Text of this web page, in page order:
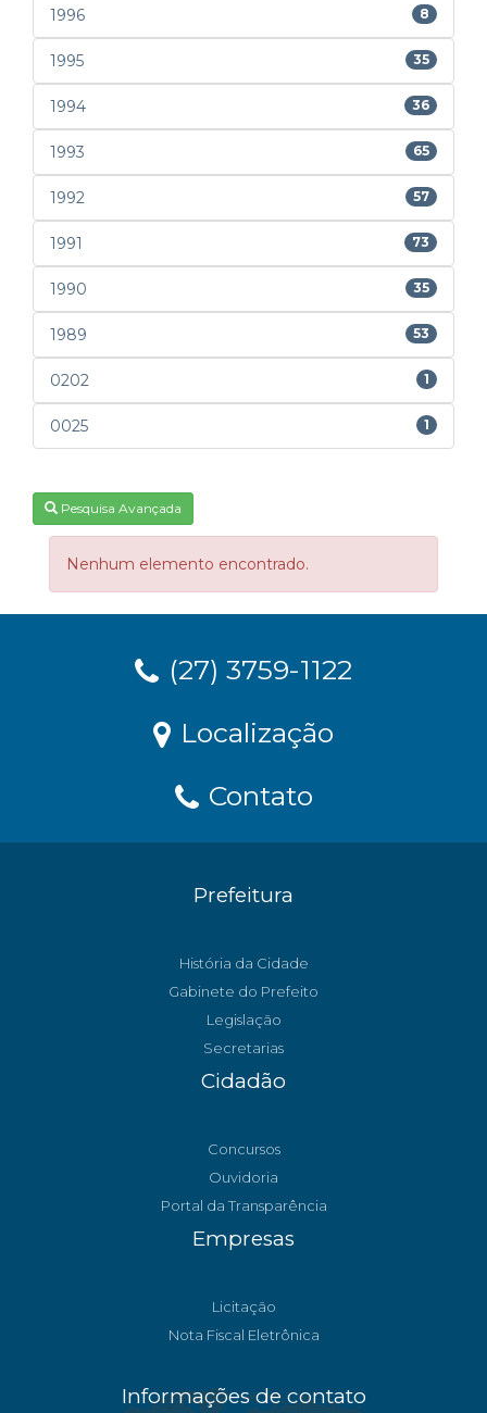
1996 8
1995 35
1994 36
1993 65
1992 57
1991 73
1990 35
1989 53
0202 1
0025 1
Pesquisa Avançada
Nenhum elemento encontrado.
(27) 3759-1122
Localização
Contato
Prefeitura
História da Cidade
Gabinete do Prefeito
Legislação
Secretarias
Cidadão
Concursos
Ouvidoria
Portal da Transparência
Empresas
Licitação
Nota Fiscal Eletrônica
Informações de contato